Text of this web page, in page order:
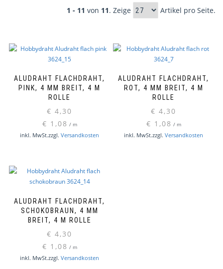
1 - 11 von 11. Zeige Artikel pro Seite.
ALUDRAHT FLACHDRAHT,
PINK, 4 MM BREIT, 4 M
ROLLE
€ 4,30
€ 1,08 / m
inkl. MwSt.zzgl. Versandkosten
ALUDRAHT FLACHDRAHT,
ROT, 4 MM BREIT, 4 M
ROLLE
€ 4,30
€ 1,08 / m
inkl. MwSt.zzgl. Versandkosten
ALUDRAHT FLACHDRAHT,
SCHOKOBRAUN, 4 MM
BREIT, 4 M ROLLE
€ 4,30
€ 1,08 / m
inkl. MwSt.zzgl. Versandkosten